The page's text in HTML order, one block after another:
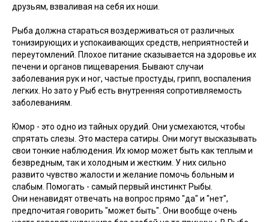
друзьям, взваливая на себя их ноши.
Рыба должна стараться воздерживаться от различных
тонизирующих и успокаивающих средств, неприятностей и
переутомлений. Плохое питание сказывается на здоровье их
печени и органов пищеварения. Бывают случаи
заболевания рук и ног, частые простуды, грипп, воспаления
легких. Но зато у Рыб есть внутренняя сопротивляемость
заболеваниям.
Юмор - это одно из тайных орудий. Они усмехаются, чтобы
спрятать слезы. Это мастера сатиры. Они могут высказывать
свои тонкие наблюдения. Их юмор может быть как теплым и
безвредным, так и холодным и жестким. У них сильно
развито чувство жалости и желание помочь больным и
слабым. Помогать - самый первый инстинкт Рыбы.
Они ненавидят отвечать на вопрос прямо "да" и "нет",
предпочитая говорить "может быть". Они вообще очень